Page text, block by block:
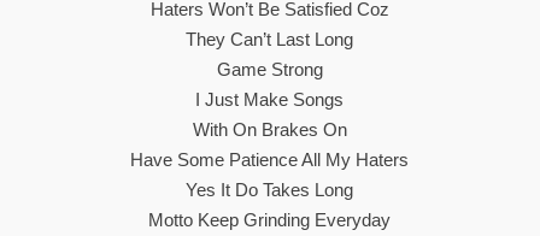
Haters Won’t Be Satisfied Coz
They Can’t Last Long
Game Strong
I Just Make Songs
With On Brakes On
Have Some Patience All My Haters
Yes It Do Takes Long
Motto Keep Grinding Everyday